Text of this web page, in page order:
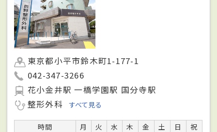
東京都小平市鈴木町1-177-1
042-347-3266
花小金井駅 一橋学園駅 国分寺駅
整形外科
すべて見る
時間 月 火 水 木 金 土 日
祝